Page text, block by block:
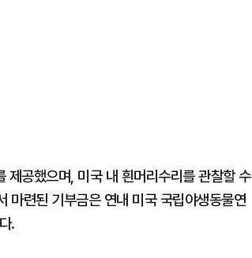
공했으며, 미국 내 흰머리수리를 관찰할 수
마련된 기부금은 연내 미국 국립야생동물연
.